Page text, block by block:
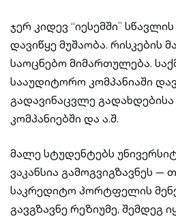
ჯერ კიდევ “იესემში”
დავიწყე მუშაობა. რისკების
საოცნებო მიმართულება.
სააუდიტორო კომპანიაში
გადავინაცვლე
კომპანიებში და ა.შ.
მალე სტუდენტებს
ვაკანსია გამოგვიგზავნეს —
საკრედიტო პორტფელის
გავგზავნე რეზიუმე, შემდეგ